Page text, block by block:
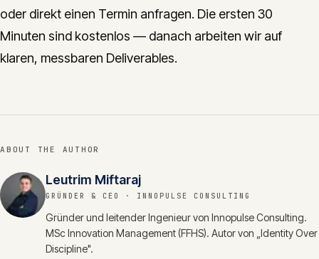
oder direkt einen Termin anfragen. Die ersten 30
Minuten sind kostenlos — danach arbeiten wir auf
klaren, messbaren Deliverables.
ABOUT THE AUTHOR
Leutrim Miftaraj
GRÜNDER & CEO · INNOPULSE CONSULTING
Gründer und leitender Ingenieur von Innopulse Consulting.
MSc Innovation Management (FFHS). Autor von „Identity Over
Discipline".